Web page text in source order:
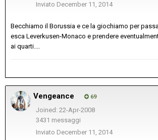
Inviato December 11, 2014
Becchiamo il Borussia e ce la giochiamo per
esca Leverkusen-Monaco e prendere
ai quarti....
Vengeance 69
Joined: 22-Apr-2008
3431 messaggi
Inviato December 11, 2014